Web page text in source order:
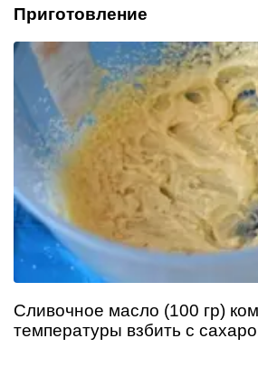
Приготовление
Сливочное масло (100 гр)
температуры взбить с